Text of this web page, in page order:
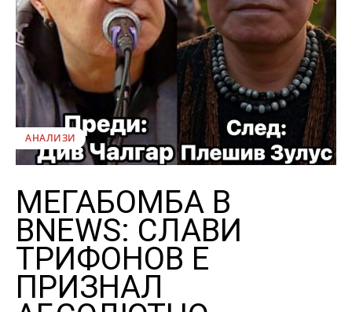
АНАЛИЗИ
МЕГАБОМБА В
BNEWS: СЛАВИ
ТРИФОНОВ Е
ПРИЗНАЛ